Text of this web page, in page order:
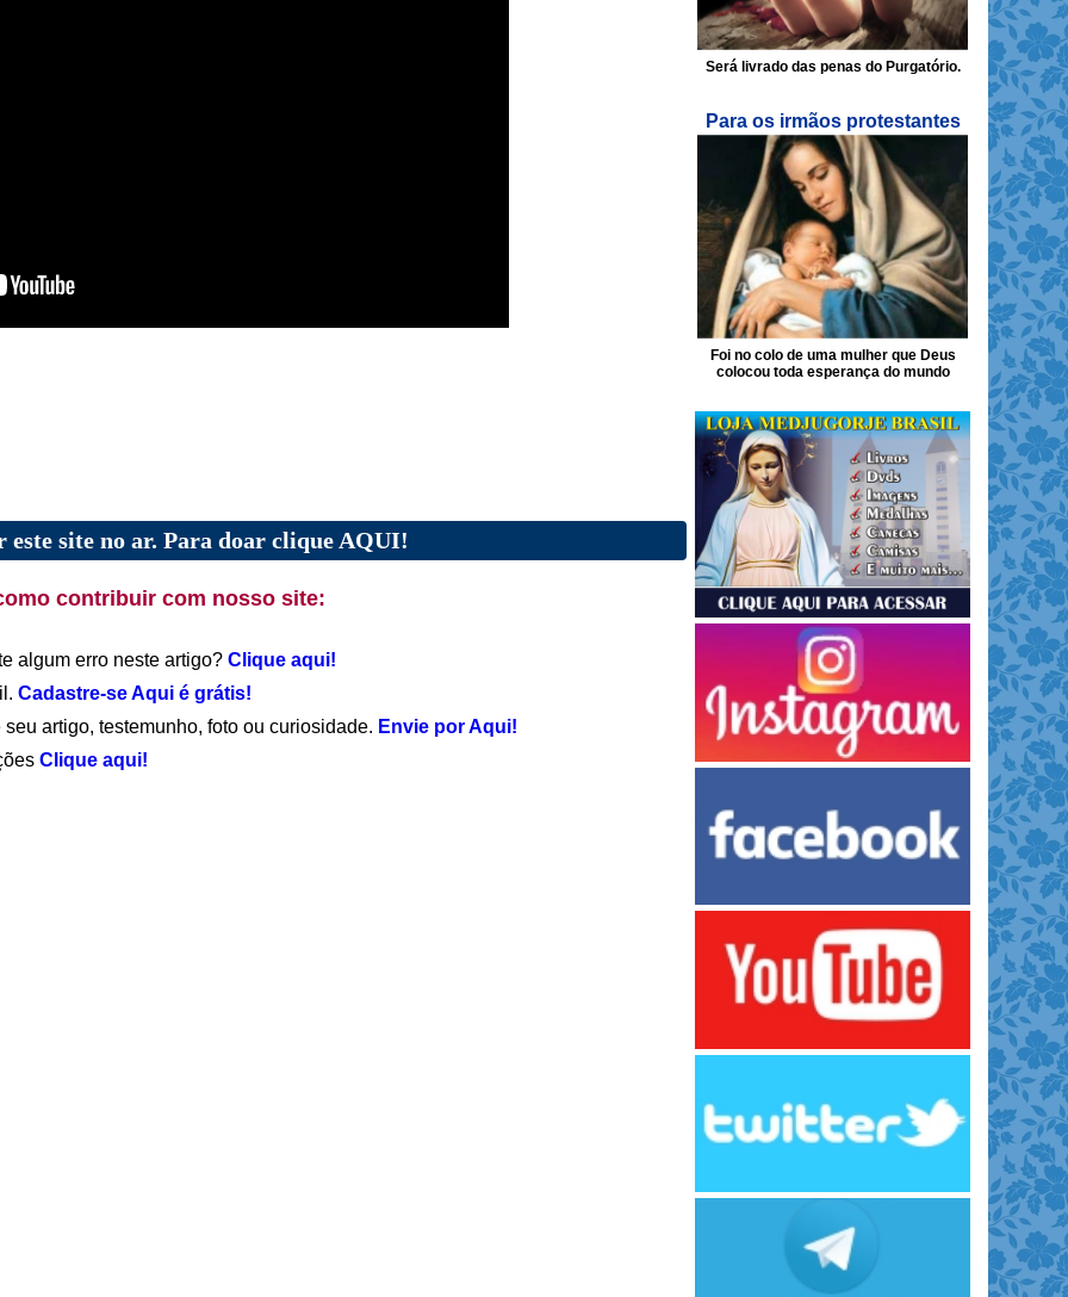
este site no ar. Para doar clique AQUI!
contribuir com nosso site:
algum erro neste artigo? Clique aqui!
Cadastre-se Aqui é grátis!
artigo, testemunho, foto ou curiosidade. Envie por Aqui!
Clique aqui!
Será livrado das penas do Purgatório.
Para os irmãos protestantes
Foi no colo de uma mulher que Deus
colocou toda esperança do mundo